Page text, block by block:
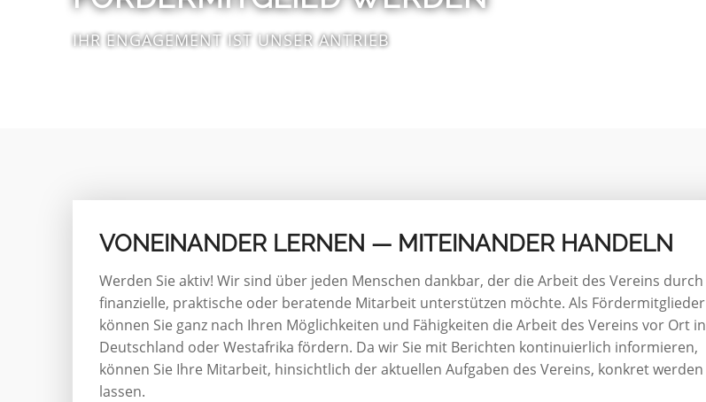
IHR ENGAGEMENT IST UNSER ANTRIEB
VONEINANDER LERNEN — MITEINANDER HANDELN
Werden Sie aktiv! Wir sind über jeden Menschen dankbar, der die Arbeit des Vereins durch
finanzielle, praktische oder beratende Mitarbeit unterstützen möchte. Als Fördermitglieder
können Sie ganz nach Ihren Möglichkeiten und Fähigkeiten die Arbeit des Vereins vor Ort in
Deutschland oder Westafrika fördern. Da wir Sie mit Berichten kontinuierlich informieren,
können Sie Ihre Mitarbeit, hinsichtlich der aktuellen Aufgaben des Vereins, konkret werden
lassen.